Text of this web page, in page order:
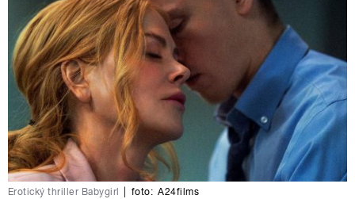
Erotický thriller Babygirl foto: A24films